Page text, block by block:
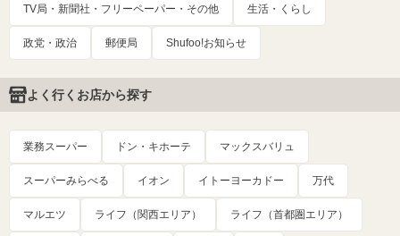
TV局・新聞社・フリーペーパー・その他 生活・くらし
政党・政治 郵便局 Shufoo!お知らせ
よく行くお店から探す
業務スーパー ドン・キホーテ マックスバリュ
スーパーみらべる イオン イトーヨーカドー 万代
マルエツ ライフ（関西エリア） ライフ（首都圏エリア）